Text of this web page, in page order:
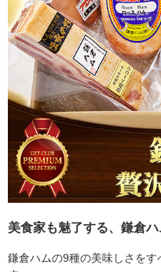
美食家も魅了する、鎌倉
鎌倉ハムの9種の美味しさを